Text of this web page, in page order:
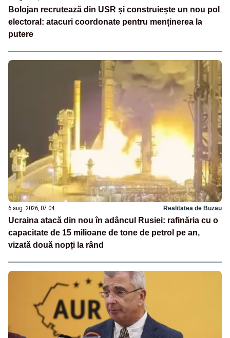
Bolojan recrutează din USR și construiește un nou pol
electoral: atacuri coordonate pentru menținerea la
putere
6 aug. 2026, 07:04 Realitatea de Buzau
Ucraina atacă din nou în adâncul Rusiei: rafinăria cu o
capacitate de 15 milioane de tone de petrol pe an,
vizată două nopți la rând